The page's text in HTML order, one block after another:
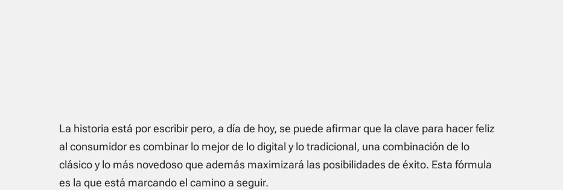
La historia está por escribir pero, a día de hoy, se puede afirmar que la clave para hacer feliz
al consumidor es combinar lo mejor de lo digital y lo tradicional, una combinación de lo
clásico y lo más novedoso que además maximizará las posibilidades de éxito. Esta fórmula
es la que está marcando el camino a seguir.